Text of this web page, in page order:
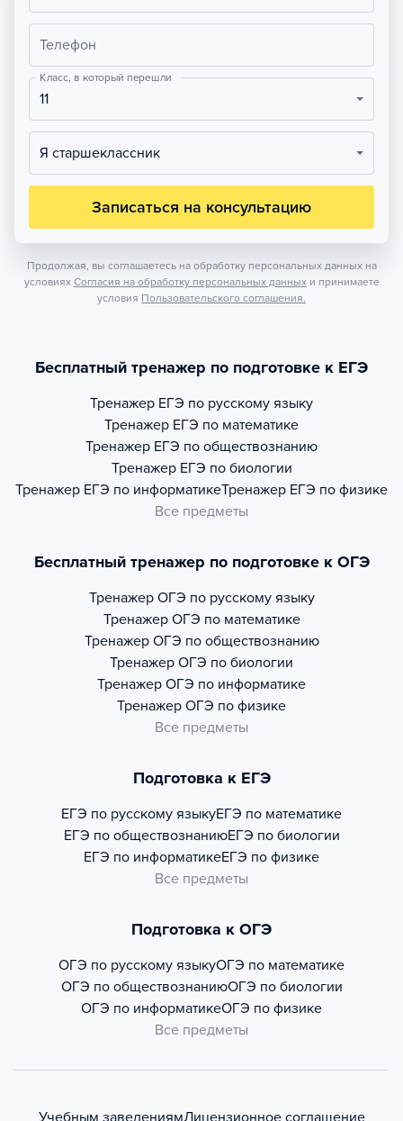
Телефон
Класс, в который перешли
11
Я старшеклассник
Записаться на консультацию
Продолжая, вы соглашаетесь на обработку персональных данных на
условиях Согласия на обработку персональных данных и принимаете
условия Пользовательского соглашения.
Бесплатный тренажер по подготовке к ЕГЭ
Тренажер ЕГЭ по русскому языку
Тренажер ЕГЭ по математике
Тренажер ЕГЭ по обществознанию
Тренажер ЕГЭ по биологии
Тренажер ЕГЭ по информатикеТренажер ЕГЭ по физике
Все предметы
Бесплатный тренажер по подготовке к ОГЭ
Тренажер ОГЭ по русскому языку
Тренажер ОГЭ по математике
Тренажер ОГЭ по обществознанию
Тренажер ОГЭ по биологии
Тренажер ОГЭ по информатике
Тренажер ОГЭ по физике
Все предметы
Подготовка к ЕГЭ
ЕГЭ по русскому языкуЕГЭ по математике
ЕГЭ по обществознаниюЕГЭ по биологии
ЕГЭ по информатикеЕГЭ по физике
Все предметы
Подготовка к ОГЭ
ОГЭ по русскому языкуОГЭ по математике
ОГЭ по обществознаниюОГЭ по биологии
ОГЭ по информатикеОГЭ по физике
Все предметы